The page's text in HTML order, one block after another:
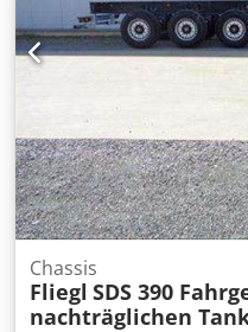
Chassis
Fliegl SDS 390
nachträglichen